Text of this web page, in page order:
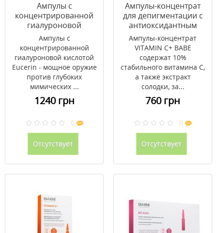
Ампулы с
концентрированной
гиалуроновой
кислотой ТМ
Эуцерин/Eucerin 5 мл
№6
Ампулы с
концентрированной
гиалуроновой кислотой
Eucerin - мощное оружие
против глубоких
мимических ...
1240 грн
0
Отсутствует
Ампулы-концентрат
для депигментации с
антиоксидантным
эффектом VITAMIN C+
BABE 10 x 2 мл
Ампулы-концентрат
VITAMIN C+ BABE
содержат 10%
стабильного витамина С,
а также экстракт
солодки, за...
760 грн
0
Отсутствует